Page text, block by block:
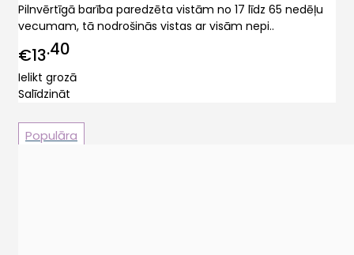
Pilnvērtīgā barība paredzēta vistām no 17 līdz 65 nedēļu
vecumam, tā nodrošinās vistas ar visām nepi..
€13 40
Ielikt grozā
Salīdzināt
Populāra